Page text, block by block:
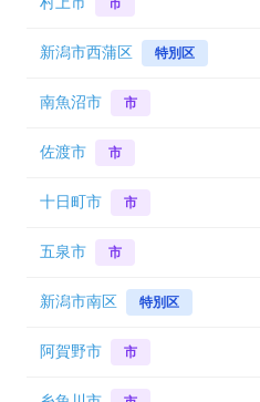
市
新潟市西蒲区 特別区
南魚沼市 市
佐渡市 市
十日町市 市
五泉市 市
新潟市南区 特別区
阿賀野市 市